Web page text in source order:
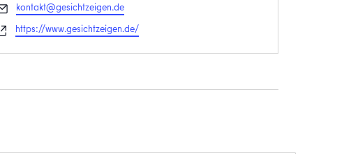
Email
kontakt@gesichtzeigen.de
Webseite
https://www.gesichtzeigen.de/